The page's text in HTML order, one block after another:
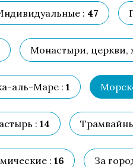
: 47
Монастыри, церкви,
аль-Маре : 1
: 14
: 16 За